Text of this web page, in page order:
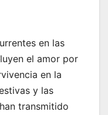
en las
el amor por
en la
y las
transmitido